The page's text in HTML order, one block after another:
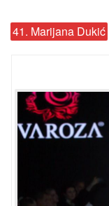
41. Marijana Dukić